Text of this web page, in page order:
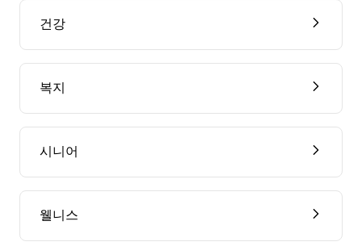
건강
복지
시니어
웰니스